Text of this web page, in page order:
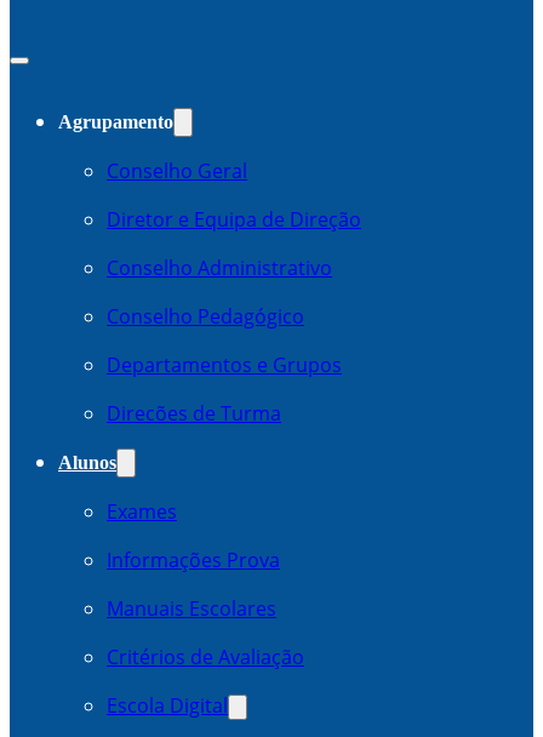
Agrupamento
Conselho Geral
Diretor e Equipa de Direção
Conselho Administrativo
Conselho Pedagógico
Departamentos e Grupos
Direcões de Turma
Alunos
Exames
Informações Prova
Manuais Escolares
Critérios de Avaliação
Escola Digital